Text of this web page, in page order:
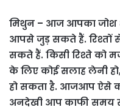
मिथुन – आज आपका जोश
आपसे जुड़ सकते हैं. रिश्तों
सकते हैं. किसी रिश्ते को
के लिए कोई सलाह लेनी
हो सकता है. आजआप ऐसे
अनदेखी आप काफी समय